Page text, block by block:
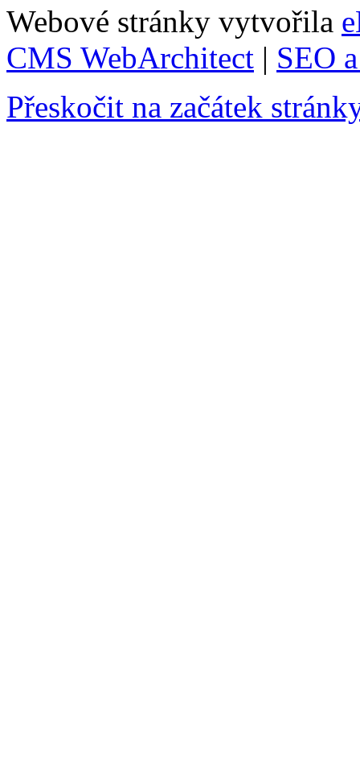
Webové stránky vytvořila
CMS WebArchitect | SEO
Přeskočit na začátek